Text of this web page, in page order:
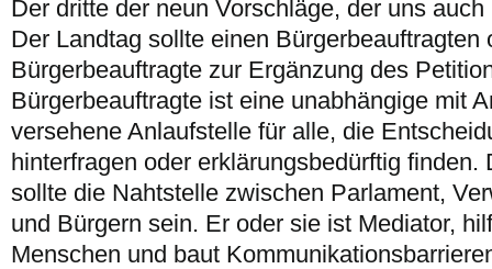
Der dritte der neun Vorschläge, der uns
Der Landtag sollte einen Bürgerbeauftragten
Bürgerbeauftragte zur Ergänzung des
Bürgerbeauftragte ist eine unabhängige mit
versehene Anlaufstelle für alle, die
hinterfragen oder erklärungsbedürftig finden.
sollte die Nahtstelle zwischen Parlament,
und Bürgern sein. Er oder sie ist Mediator,
Menschen und baut